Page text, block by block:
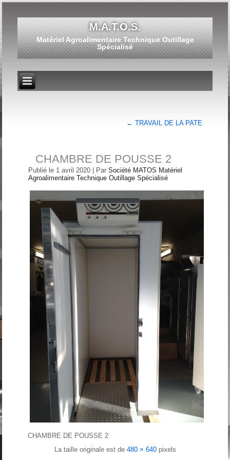
M.A.T.O.S.
Matériel Agroalimentaire Technique Outillage
Spécialisé
← TRAVAIL DE LA PATE
CHAMBRE DE POUSSE 2
Publié le 1 avril 2020 Par Société MATOS Matériel
Agroalimentaire Technique Outillage Spécialisé
CHAMBRE DE POUSSE 2
La taille originale est de 480 × 640pixels